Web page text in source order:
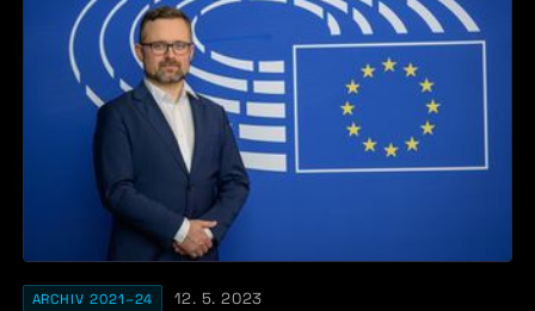
ARCHIV 2021–24 12. 5. 2023